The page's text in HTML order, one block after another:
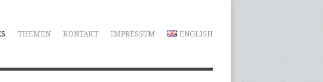
THEMEN KONTAKT IMPRESSUM ENGLISH